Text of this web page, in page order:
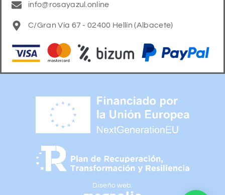
info@rosayazul.online
C/Gran Vía 67 - 02400 Hellín (Albacete)
Diseño web: